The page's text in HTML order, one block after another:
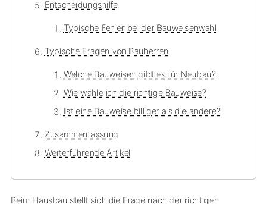
Entscheidungshilfe
Typische Fehler bei der Bauweisenwahl
Typische Fragen von Bauherren
Welche Bauweisen gibt es für Neubau?
Wie wähle ich die richtige Bauweise?
Ist eine Bauweise billiger als die andere?
Zusammenfassung
Weiterführende Artikel
Beim Hausbau stellt sich die Frage nach der richtigen